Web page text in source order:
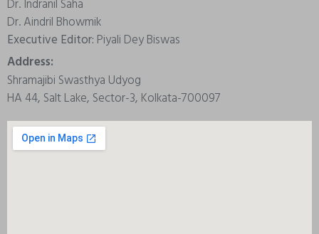
Dr. Indranil Saha
Dr. Aindril Bhowmik
Executive Editor: Piyali Dey Biswas
Address:
Shramajibi Swasthya Udyog
HA 44, Salt Lake, Sector-3, Kolkata-700097